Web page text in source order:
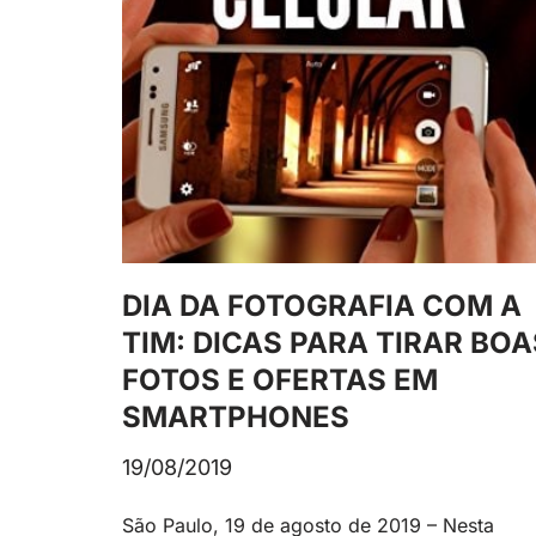
DIA DA FOTOGRAFIA COM A
TIM: DICAS PARA TIRAR
FOTOS E OFERTAS EM
SMARTPHONES
19/08/2019
São Paulo, 19 de agosto de 2019 – Nesta